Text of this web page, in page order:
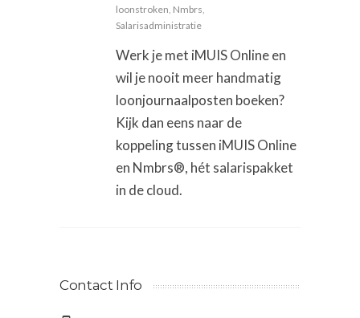
loonstroken, Nmbrs,
Salarisadministratie
Werk je met iMUIS Online en
wil je nooit meer handmatig
loonjournaalposten boeken?
Kijk dan eens naar de
koppeling tussen iMUIS Online
en Nmbrs®, hét salarispakket
in de cloud.
Contact Info